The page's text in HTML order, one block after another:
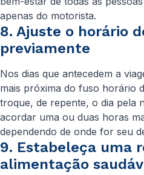
apenas do motorista.
8. Ajuste o horário
previamente
Nos dias que antecedem a
mais próxima do fuso horário
troque, de repente, o dia pela
acordar uma ou duas horas
dependendo de onde for seu
9. Estabeleça uma
alimentação